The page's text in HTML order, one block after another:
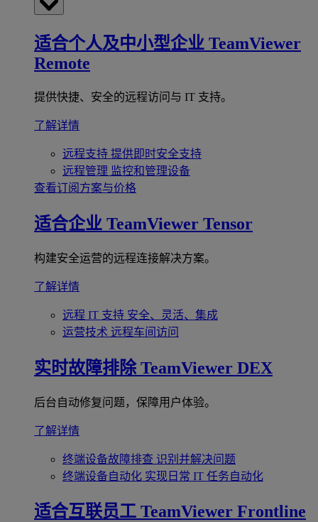
适合个人及中小型企业 TeamViewer
Remote
提供快捷、安全的远程访问与 IT 支持。
了解详情
远程支持 提供即时安全支持
远程管理 监控和管理设备
查看订阅方案与价格
适合企业 TeamViewer Tensor
构建安全运营的远程连接解决方案。
了解详情
远程 IT 支持 安全、灵活、集成
运营技术 远程车间访问
实时故障排除 TeamViewer DEX
后台自动修复问题，保障用户体验。
了解详情
终端设备故障排查 识别并解决问题
终端设备自动化 实现日常 IT 任务自动化
适合互联员工 TeamViewer Frontline